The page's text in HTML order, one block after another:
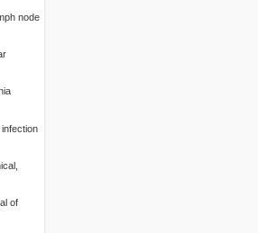
node
of